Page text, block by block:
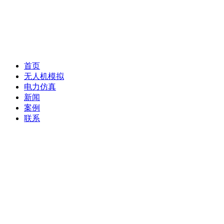
首页
无人机模拟
电力仿真
新闻
案例
联系